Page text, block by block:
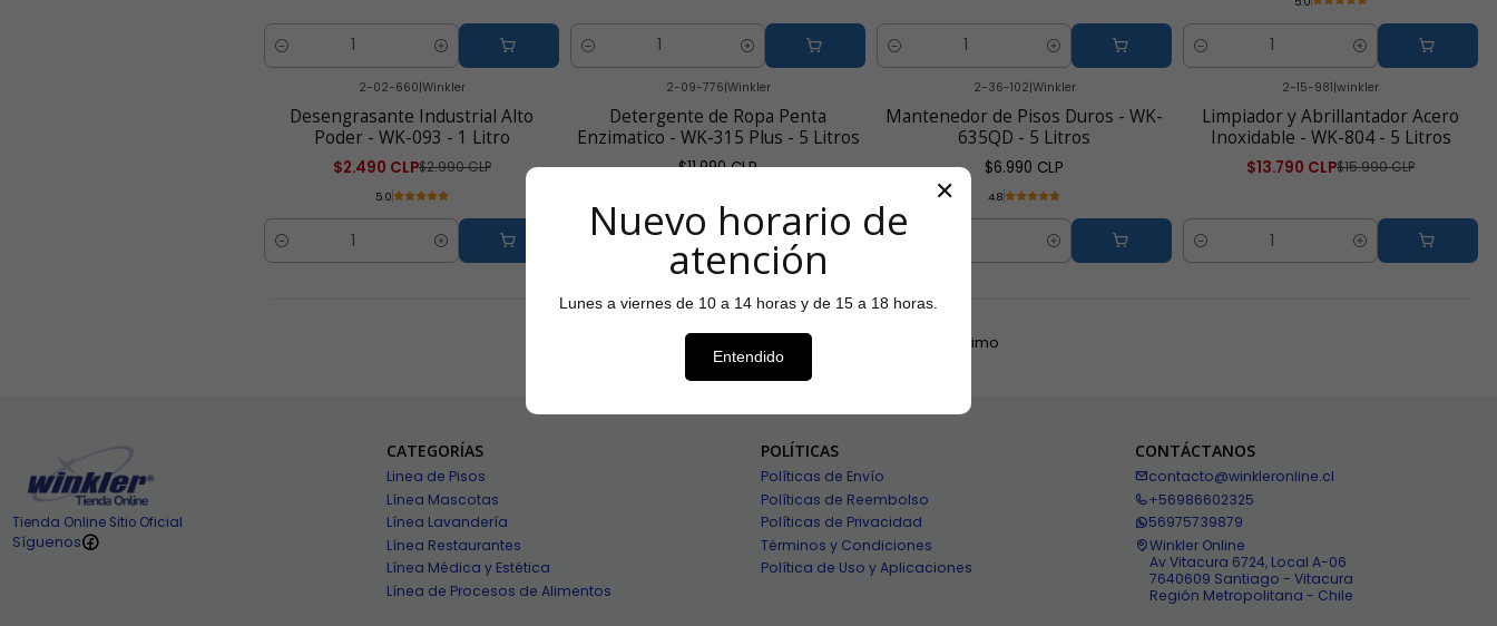
Cantidad Cantidad Cantidad Cantidad
2-02-660|Winkler
Desengrasante Industrial Alto
Poder - WK-093 - 1 Litro
$2.490 CLP$2.990 CLP
5.0
Cantidad
2-09-776|Winkler
Detergente de Ropa Penta
Enzimatico - WK-315 Plus - 5 Litros
$11.990 CLP
2-36-102|Winkler
Mantenedor de Pisos Duros - WK-
635QD - 5 Litros
$6.990 CLP
4.8
2-15-981|winkler
Limpiador y Abrillantador Acero
Inoxidable - WK-804 - 5 Litros
$13.790 CLP$15.990 CLP
Cantidad
Último
Tienda Online Sitio Oficial
Síguenos
CATEGORÍAS
Linea de Pisos
Línea Mascotas
Línea Lavandería
Línea Restaurantes
Línea Médica y Estética
Línea de Procesos de Alimentos
POLÍTICAS
Políticas de Envío
Políticas de Reembolso
Políticas de Privacidad
Términos y Condiciones
Política de Uso y Aplicaciones
CONTÁCTANOS
contacto@winkleronline.cl
+56986602325
56975739879
Winkler Online
Av Vitacura 6724, Local A-06
7640609 Santiago - Vitacura
Región Metropolitana - Chile
✕
Nuevo horario de
atención
Lunes a viernes de 10 a 14 horas y de 15 a 18 horas.
Entendido